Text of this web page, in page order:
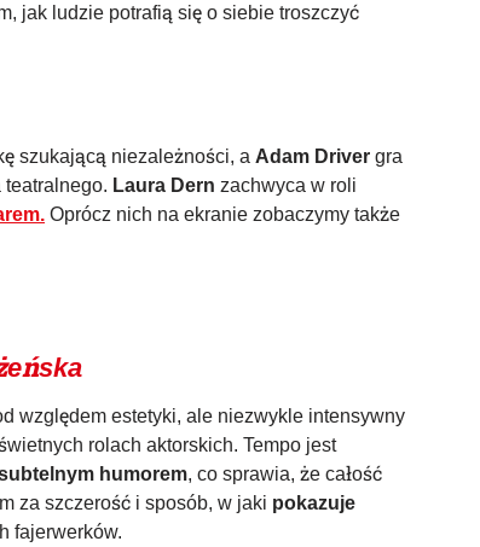
jak ludzie potrafią się o siebie troszczyć
szukającą niezależności, a Adam Driver gra
teatralnego. Laura Dern zachwyca w roli
Oprócz nich na ekranie zobaczymy także
względem estetyki, ale niezwykle intensywny
rolach aktorskich. Tempo jest
humorem, co sprawia, że całość
za szczerość i sposób, w jaki pokazuje
fajerwerków.